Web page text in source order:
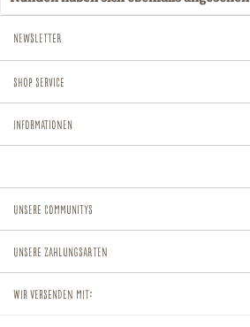
Newsletter
Shop Service
Informationen
Unsere Communitys
Unsere Zahlungsarten
Wir versenden mit: